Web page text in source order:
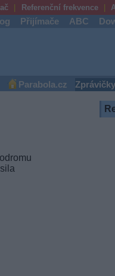
Referenční frekvence
Přijímače ABC
Parabola.cz Zprávičky